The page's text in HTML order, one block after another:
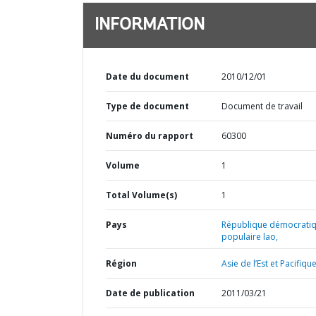
INFORMATION
Date du document 2010/12/01
Type de document Document de travail
Numéro du rapport 60300
Volume 1
Total Volume(s) 1
Pays
République
populaire lao,
Région Asie de l’Est et
Date de publication 2011/03/21